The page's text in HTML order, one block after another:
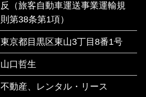
反（旅客自動車運送事業運輸規
則第38条第1項）
東京都目黒区東山3丁目8番1号
山口哲生
不動産、レンタル・リース